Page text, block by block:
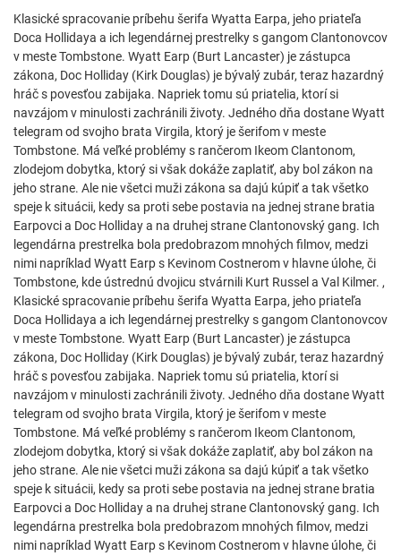
Klasické spracovanie príbehu šerifa Wyatta Earpa, jeho priateľa
Doca Hollidaya a ich legendárnej prestrelky s gangom Clantonovcov
v meste Tombstone. Wyatt Earp (Burt Lancaster) je zástupca
zákona, Doc Holliday (Kirk Douglas) je bývalý zubár, teraz hazardný
hráč s povesťou zabijaka. Napriek tomu sú priatelia, ktorí si
navzájom v minulosti zachránili životy. Jedného dňa dostane Wyatt
telegram od svojho brata Virgila, ktorý je šerifom v meste
Tombstone. Má veľké problémy s rančerom Ikeom Clantonom,
zlodejom dobytka, ktorý si však dokáže zaplatiť, aby bol zákon na
jeho strane. Ale nie všetci muži zákona sa dajú kúpiť a tak všetko
speje k situácii, kedy sa proti sebe postavia na jednej strane bratia
Earpovci a Doc Holliday a na druhej strane Clantonovský gang. Ich
legendárna prestrelka bola predobrazom mnohých filmov, medzi
nimi napríklad Wyatt Earp s Kevinom Costnerom v hlavne úlohe, či
Tombstone, kde ústrednú dvojicu stvárnili Kurt Russel a Val Kilmer. ,
Klasické spracovanie príbehu šerifa Wyatta Earpa, jeho priateľa
Doca Hollidaya a ich legendárnej prestrelky s gangom Clantonovcov
v meste Tombstone. Wyatt Earp (Burt Lancaster) je zástupca
zákona, Doc Holliday (Kirk Douglas) je bývalý zubár, teraz hazardný
hráč s povesťou zabijaka. Napriek tomu sú priatelia, ktorí si
navzájom v minulosti zachránili životy. Jedného dňa dostane Wyatt
telegram od svojho brata Virgila, ktorý je šerifom v meste
Tombstone. Má veľké problémy s rančerom Ikeom Clantonom,
zlodejom dobytka, ktorý si však dokáže zaplatiť, aby bol zákon na
jeho strane. Ale nie všetci muži zákona sa dajú kúpiť a tak všetko
speje k situácii, kedy sa proti sebe postavia na jednej strane bratia
Earpovci a Doc Holliday a na druhej strane Clantonovský gang. Ich
legendárna prestrelka bola predobrazom mnohých filmov, medzi
nimi napríklad Wyatt Earp s Kevinom Costnerom v hlavne úlohe, či